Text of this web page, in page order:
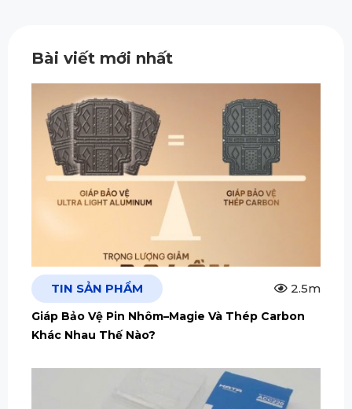
Bài viết mới nhất
TIN SẢN PHẨM 2.5m
Giáp Bảo Vệ Pin Nhôm–Magie Và Thép Carbon
Khác Nhau Thế Nào?